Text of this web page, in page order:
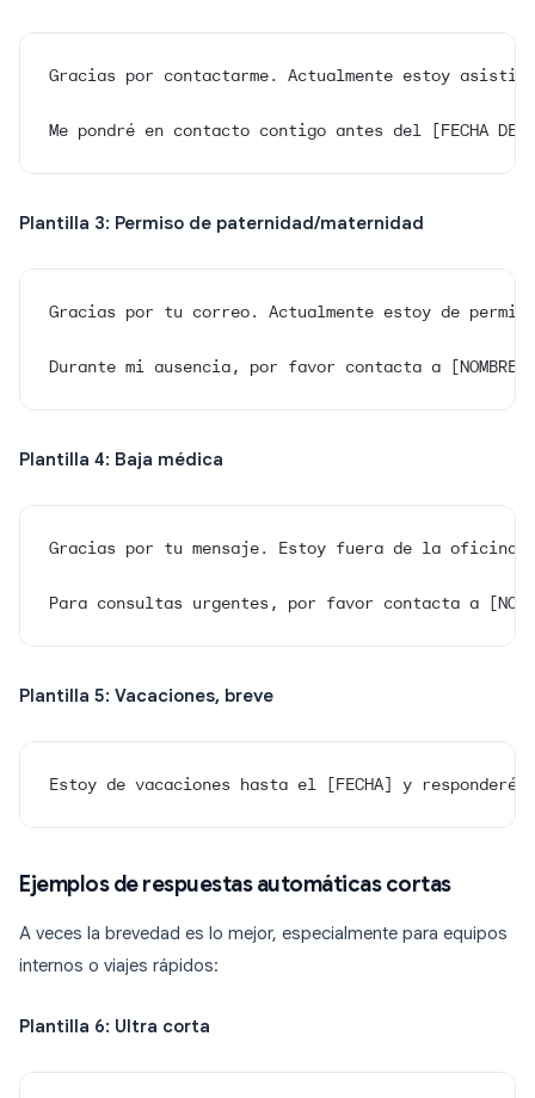
Gracias por contactarme. Actualmente estoy
Me pondré en contacto contigo antes del [FECHA
Plantilla 3: Permiso de paternidad/maternidad
Gracias por tu correo. Actualmente estoy de
Durante mi ausencia, por favor contacta a
Plantilla 4: Baja médica
Gracias por tu mensaje. Estoy fuera de la oficina
Para consultas urgentes, por favor contacta a
Plantilla 5: Vacaciones, breve
Estoy de vacaciones hasta el [FECHA] y
Ejemplos de respuestas automáticas cortas
A veces la brevedad es lo mejor, especialmente para equipos
internos o viajes rápidos:
Plantilla 6: Ultra corta